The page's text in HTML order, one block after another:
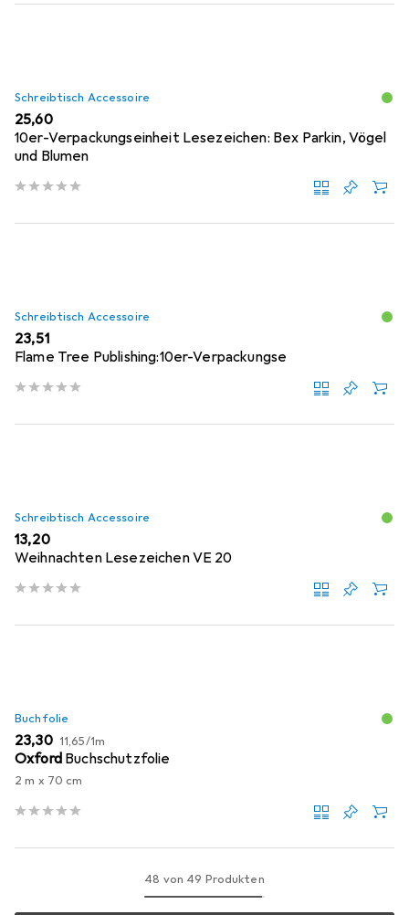
Schreibtisch Accessoire
EUR
25,60
10er-Verpackungseinheit Lesezeichen: Bex Parkin, Vögel
und Blumen
Schreibtisch Accessoire
EUR
23,51
Flame Tree Publishing:10er-Verpackungse
Schreibtisch Accessoire
EUR
13,20
Weihnachten Lesezeichen VE 20
Buchfolie
EUR
23,30 EUR
11,65/1m
Oxford Buchschutzfolie
2 m x 70 cm
48 von 49 Produkten